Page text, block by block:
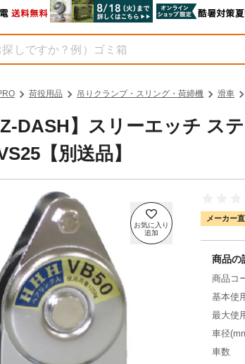
荷役用品 吊りクランプ・スリング・荷締機 滑車
DASH】スリーエッチ
【別送品】
メーカー
商品の
商品コ
基本使
最大使
車径
車数